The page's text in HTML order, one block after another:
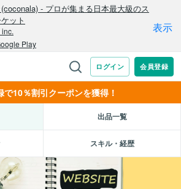
で10％割引クーポンを獲得！
出品一覧
スキル・経歴